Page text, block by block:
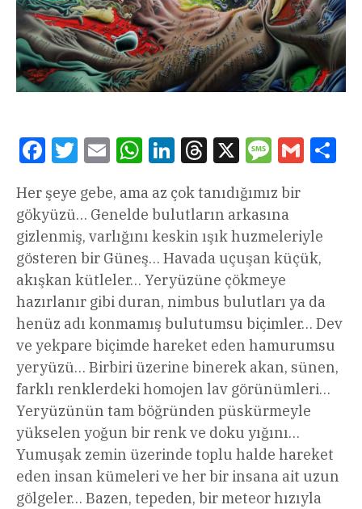
FacebookTwitterEmail WhatsAppLinkedInThreads
X Message
Gmail
Her şeye gebe, ama az çok tanıdığımız bir
gökyüzü… Genelde bulutların arkasına
gizlenmiş, varlığını keskin ışık huzmeleriyle
gösteren bir Güneş… Havada uçuşan küçük,
akışkan kütleler… Yeryüzüne çökmeye
hazırlanır gibi duran, nimbus bulutları ya da
henüz adı konmamış bulutumsu biçimler… Dev
ve yekpare biçimde hareket eden hamurumsu
yeryüzü… Birbiri üzerine binerek akan, sünen,
farklı renklerdeki homojen lav görünümleri…
Yeryüzünün tam böğründen püskürmeyle
yükselen yoğun bir renk ve doku yığını…
Yumuşak zemin üzerinde toplu halde hareket
eden insan kümeleri ve her bir insana ait uzun
gölgeler… Bazen, tepeden, bir meteor hızıyla